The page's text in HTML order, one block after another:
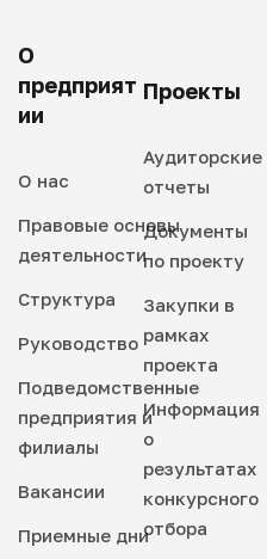
О
предприят
ии
О нас
Правовые основы
деятельности
Структура
Руководство
Подведомственные
предприятия и
филиалы
Вакансии
Приемные дни
Проекты
Аудиторские
отчеты
Документы
по проекту
Закупки в
рамках
проекта
Информация
о
результатах
конкурсного
отбора